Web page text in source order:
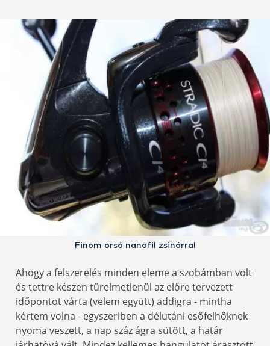
Finom orsó nanofil zsinórral
Ahogy a felszerelés minden eleme a szobámban volt
és tettre készen türelmetlenül az előre tervezett
időpontot várta (velem együtt) addigra - mintha
kértem volna - egyszeriben a délutáni esőfelhőknek
nyoma veszett, a nap száz ágra sütött, a határ